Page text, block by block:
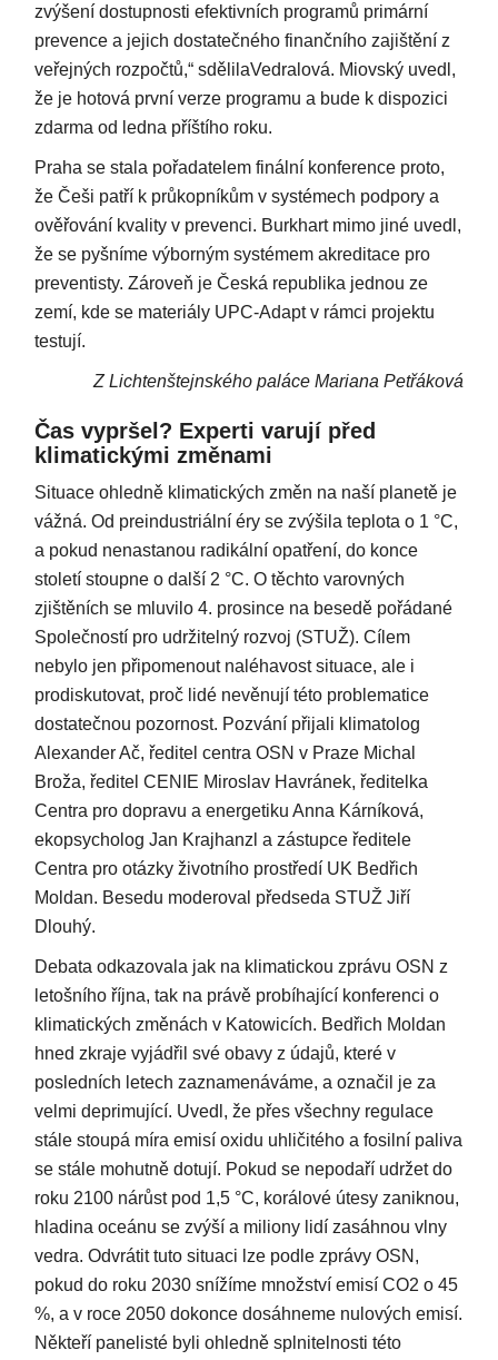
zvýšení dostupnosti efektivních programů primární
prevence a jejich dostatečného finančního zajištění z
veřejných rozpočtů,“ sdělilaVedralová. Miovský uvedl,
že je hotová první verze programu a bude k dispozici
zdarma od ledna příštího roku.
Praha se stala pořadatelem finální konference proto,
že Češi patří k průkopníkům v systémech podpory a
ověřování kvality v prevenci. Burkhart mimo jiné uvedl,
že se pyšníme výborným systémem akreditace pro
preventisty. Zároveň je Česká republika jednou ze
zemí, kde se materiály UPC-Adapt v rámci projektu
testují.
Z Lichtenštejnského paláce Mariana Petřáková
Čas vypršel? Experti varují před
klimatickými změnami
Situace ohledně klimatických změn na naší planetě je
vážná. Od preindustriální éry se zvýšila teplota o 1 °C,
a pokud nenastanou radikální opatření, do konce
století stoupne o další 2 °C. O těchto varovných
zjištěních se mluvilo 4. prosince na besedě pořádané
Společností pro udržitelný rozvoj (STUŽ). Cílem
nebylo jen připomenout naléhavost situace, ale i
prodiskutovat, proč lidé nevěnují této problematice
dostatečnou pozornost. Pozvání přijali klimatolog
Alexander Ač, ředitel centra OSN v Praze Michal
Broža, ředitel CENIE Miroslav Havránek, ředitelka
Centra pro dopravu a energetiku Anna Kárníková,
ekopsycholog Jan Krajhanzl a zástupce ředitele
Centra pro otázky životního prostředí UK Bedřich
Moldan. Besedu moderoval předseda STUŽ Jiří
Dlouhý.
Debata odkazovala jak na klimatickou zprávu OSN z
letošního října, tak na právě probíhající konferenci o
klimatických změnách v Katowicích. Bedřich Moldan
hned zkraje vyjádřil své obavy z údajů, které v
posledních letech zaznamenáváme, a označil je za
velmi deprimující. Uvedl, že přes všechny regulace
stále stoupá míra emisí oxidu uhličitého a fosilní paliva
se stále mohutně dotují. Pokud se nepodaří udržet do
roku 2100 nárůst pod 1,5 °C, korálové útesy zaniknou,
hladina oceánu se zvýší a miliony lidí zasáhnou vlny
vedra. Odvrátit tuto situaci lze podle zprávy OSN,
pokud do roku 2030 snížíme množství emisí CO2 o 45
%, a v roce 2050 dokonce dosáhneme nulových emisí.
Někteří panelisté byli ohledně splnitelnosti této